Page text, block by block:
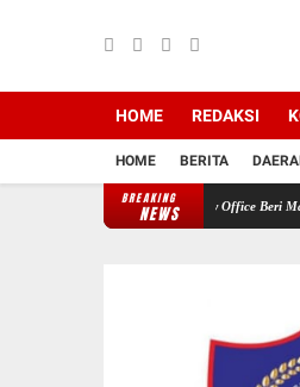
HOME REDAKSI
HOME BERITA
BREAKING
NEWS
Medika Dan HNP Law Office Beri Manfaat